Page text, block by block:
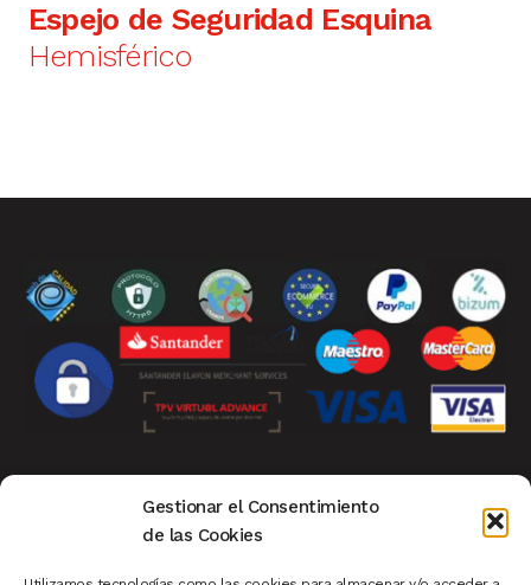
Gestionar el Consentimiento
de las Cookies
Espejo de Seguridad Esquina
Hemisférico
| Privacidad| Política de Cookies
Condiciones de Compra |
|